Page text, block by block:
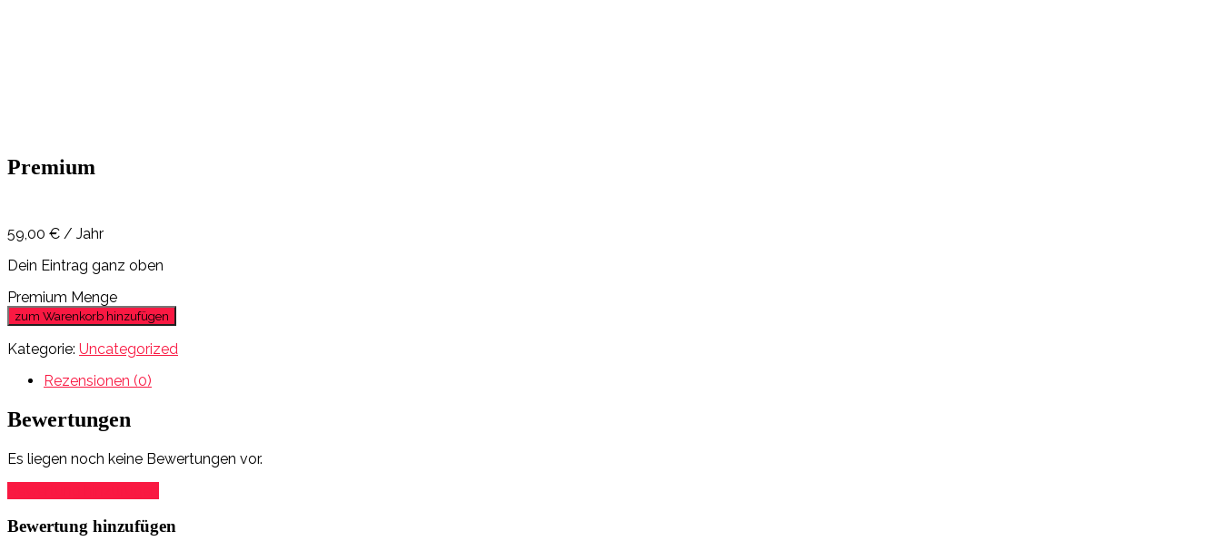
Premium
59,00 € / Jahr
Dein Eintrag ganz oben
Premium Menge
zum Warenkorb hinzufügen
Kategorie: Uncategorized
Rezensionen (0)
Bewertungen
Es liegen noch keine Bewertungen vor.
Bewertung hinzufügen